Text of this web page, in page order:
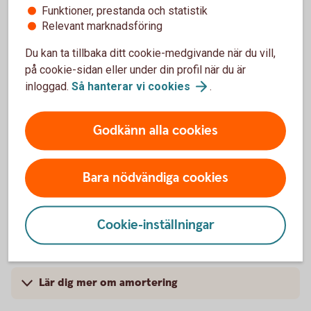
Lär dig mer om ränteupplägg
Hur mycket ska jag amortera?
Lär dig mer om amortering
Funktioner, prestanda och statistik
Relevant marknadsföring
Du kan ta tillbaka ditt cookie-medgivande när du vill,
på cookie-sidan eller under din profil när du är
inloggad. Så hanterar vi cookies .
Godkänn alla cookies
Bara nödvändiga cookies
Cookie-inställningar